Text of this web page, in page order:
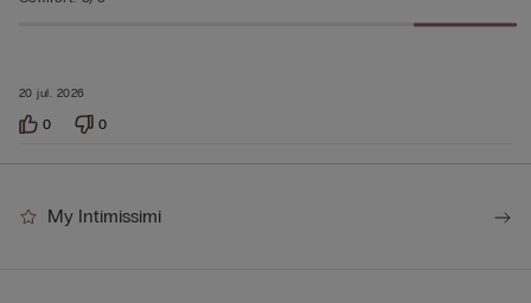
20 jul. 2026
0 0
My Intimissimi